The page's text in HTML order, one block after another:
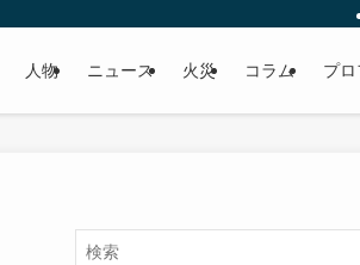
人物 ニュース 火災 コラム プ